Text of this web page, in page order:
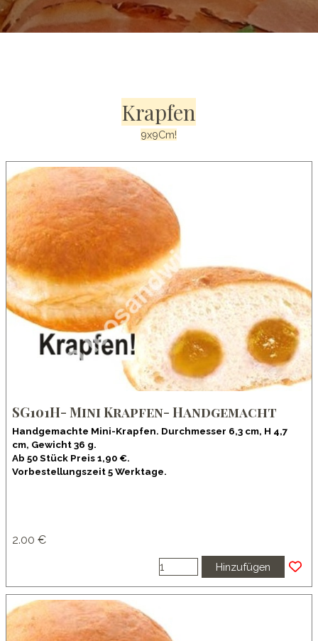
Krapfen
9x9Cm!
SG101H- Mini Krapfen- Handgemacht
Handgemachte Mini-Krapfen. Durchmesser 6,3 cm, H 4,7
cm, Gewicht 36 g.
Ab 50 Stück Preis 1,90 €.
Vorbestellungszeit 5 Werktage.
2.00 €
Hinzufügen